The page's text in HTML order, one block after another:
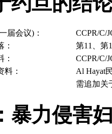
届会议)：
CCPR/C/
：
第11、第
：
CCPR/C/
料：
Al Hayat
需追加关
暴力侵害